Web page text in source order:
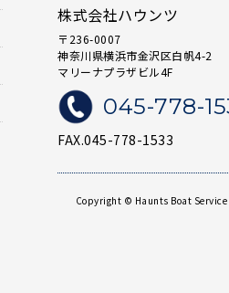
株式会社ハウンツ
〒236-0007
神奈川県横浜市金沢区白帆4-2
マリーナプラザビル4F
045-778-
FAX.045-778-1533
Copyright © Haunts Boat Service